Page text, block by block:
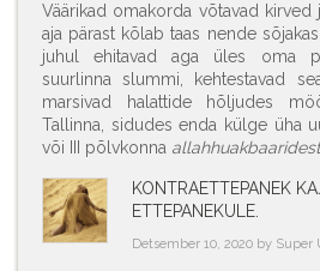
Väärikad omakorda võtavad
aja pärast kõlab taas nende sõjakas
juhul ehitavad aga üles oma
suurlinna slummi, kehtestavad
marsivad halattide hõljudes
Tallinna, sidudes enda külge üha
või III põlvkonna
KONTRAETTEPANEK
ETTEPANEKULE.
Detsember 10, 2020 by Super